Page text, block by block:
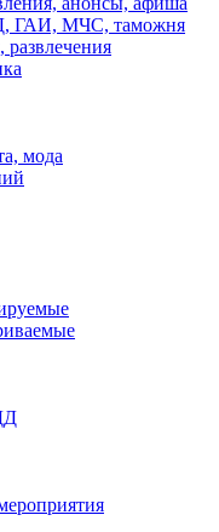
ГАИ, МЧС, таможня
развлечения
мода